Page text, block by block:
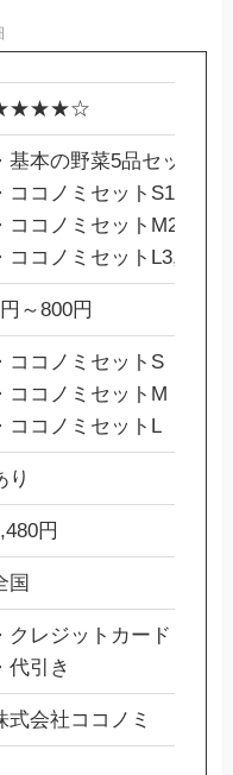
基本の野菜5品セット
ココノミセットS1,769円
ココノミセットM2,577
ココノミセットL3,408円
～800円
ココノミセットS
ココノミセットM
ココノミセットL
り
円
国
クレジットカード
代引き
式会社ココノミ